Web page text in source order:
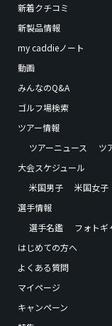
新着クチコミ
新製品情報
my caddieノート
動画
みんなのQ&A
ゴルフ場検索
ツアー情報
ツアーニュース
ツ
大会スケジュール
米国男子
米国女子
選手情報
選手名鑑
フォトギ
はじめての方へ
よくある質問
マイページ
キャンペーン